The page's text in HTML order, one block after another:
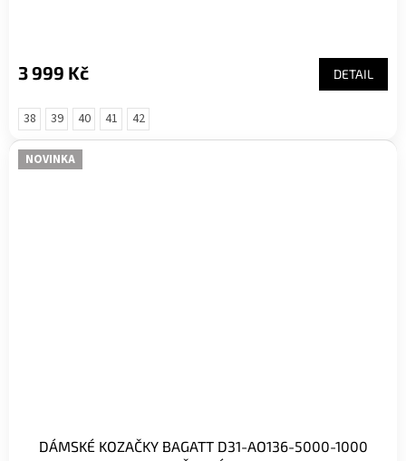
3 999 Kč DETAIL
38 39 40 41 42
NOVINKA
DÁMSKÉ KOZAČKY BAGATT D31-AO136-5000-1000